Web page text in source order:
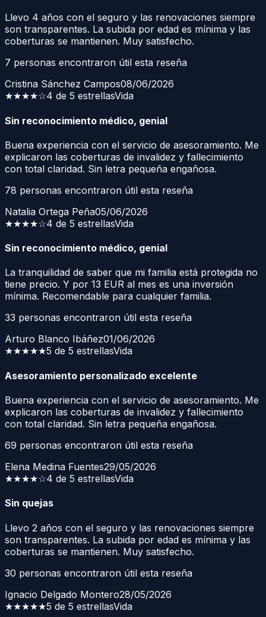
Llevo 4 años con el seguro y las renovaciones siempre
son transparentes. La subida por edad es mínima y las
coberturas se mantienen. Muy satisfecho.
7 personas encontraron útil esta reseña
Cristina Sánchez Campos08/06/2026
★★★★☆4 de 5 estrellasVida
Sin reconocimiento médico, genial
Buena experiencia con el servicio de asesoramiento. Me
explicaron las coberturas de invalidez y fallecimiento
con total claridad. Sin letra pequeña engañosa.
78 personas encontraron útil esta reseña
Natalia Ortega Peña05/06/2026
★★★★☆4 de 5 estrellasVida
Sin reconocimiento médico, genial
La tranquilidad de saber que mi familia está protegida no
tiene precio. Y por 13 EUR al mes es una inversión
mínima. Recomendable para cualquier familia.
33 personas encontraron útil esta reseña
Arturo Blanco Ibáñez01/06/2026
★★★★★5 de 5 estrellasVida
Asesoramiento personalizado excelente
Buena experiencia con el servicio de asesoramiento. Me
explicaron las coberturas de invalidez y fallecimiento
con total claridad. Sin letra pequeña engañosa.
69 personas encontraron útil esta reseña
Elena Medina Fuentes29/05/2026
★★★★☆4 de 5 estrellasVida
Sin quejas
Llevo 2 años con el seguro y las renovaciones siempre
son transparentes. La subida por edad es mínima y las
coberturas se mantienen. Muy satisfecho.
30 personas encontraron útil esta reseña
Ignacio Delgado Montero28/05/2026
★★★★★5 de 5 estrellasVida